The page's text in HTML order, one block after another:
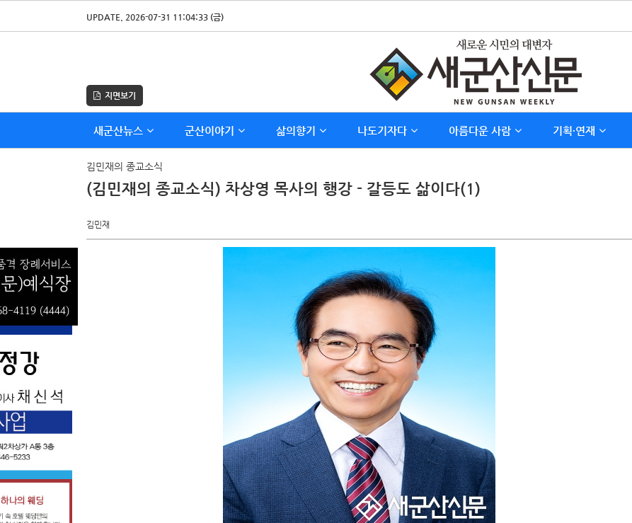
UPDATE. 2026-07-31 11:04:33 (금)
지면보기
새군산뉴스 군산이야기 삶의향기 나도기자다 아름다운 사람 기획∙연재
김민재의 종교소식
(김민재의 종교소식) 차상영 목사의 행강 - 갈등도 삶이다(1)
김민재